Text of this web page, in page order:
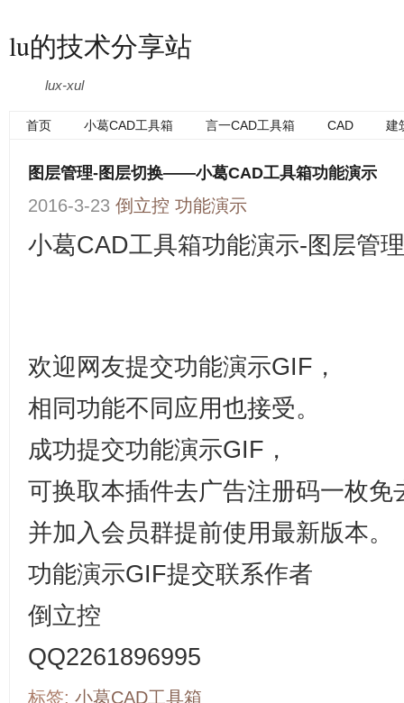
lu的技术分享站
lux-xul
首页 小葛CAD工具箱 言一CAD工具箱 CAD 建
图层管理-图层切换——小葛CAD工具箱功能演示
2016-3-23 倒立控 功能演示
小葛CAD工具箱功能演示-图层管
欢迎网友提交功能演示GIF，
相同功能不同应用也接受。
成功提交功能演示GIF，
可换取本插件去广告注册码一枚免
并加入会员群提前使用最新版本。
功能演示GIF提交联系作者
倒立控
QQ2261896995
标签: 小葛CAD工具箱